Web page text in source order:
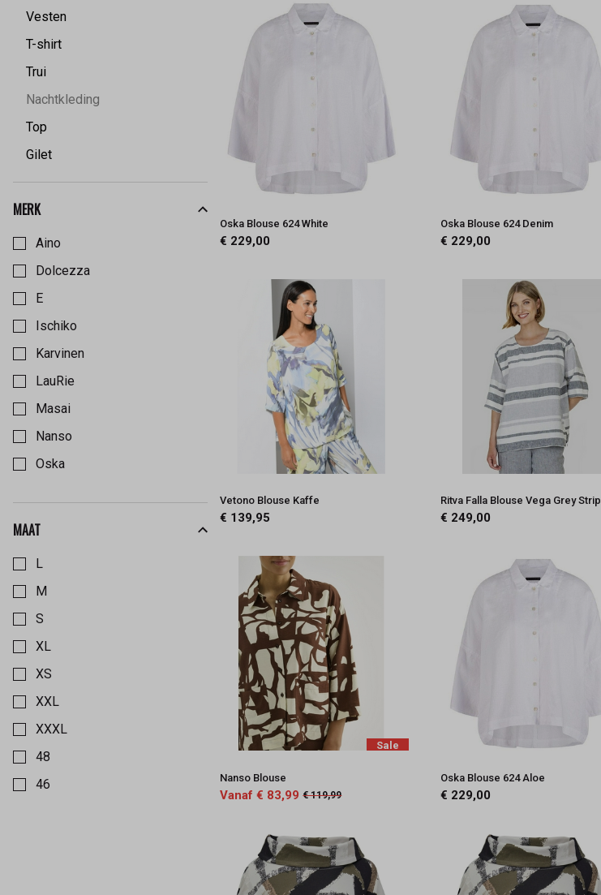
Vesten
T-shirt
Trui
Nachtkleding
Top
Gilet
MERK
Aino
Dolcezza
E
Ischiko
Karvinen
LauRie
Masai
Nanso
Oska
MAAT
L
M
S
XL
XS
XXL
XXXL
48
46
Oska Blouse 624 White
€ 229,00
Oska Blouse 624 Denim
€ 229,00
Vetono Blouse Kaffe
€ 139,95
Ritva Falla Blouse Vega Grey Strip
€ 249,00
Sale
Nanso Blouse
Vanaf € 83,99 € 119,99
Oska Blouse 624 Aloe
€ 229,00